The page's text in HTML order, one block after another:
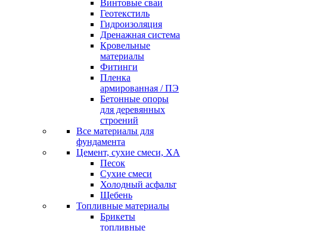
Винтовые сваи
Геотекстиль
Гидроизоляция
Дренажная система
Кровельные
материалы
Фитинги
Пленка
армированная / ПЭ
Бетонные опоры
для деревянных
строений
Все материалы для
фундамента
Цемент, сухие смеси, ХА
Песок
Сухие смеси
Холодный асфальт
Щебень
Топливные материалы
Брикеты
топливные